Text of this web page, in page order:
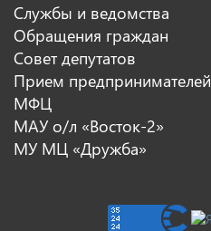
Службы и ведомства
Обращения граждан
Совет депутатов
Прием предпринимателей
МФЦ
МАУ о/л «Восток-2»
МУ МЦ «Дружба»